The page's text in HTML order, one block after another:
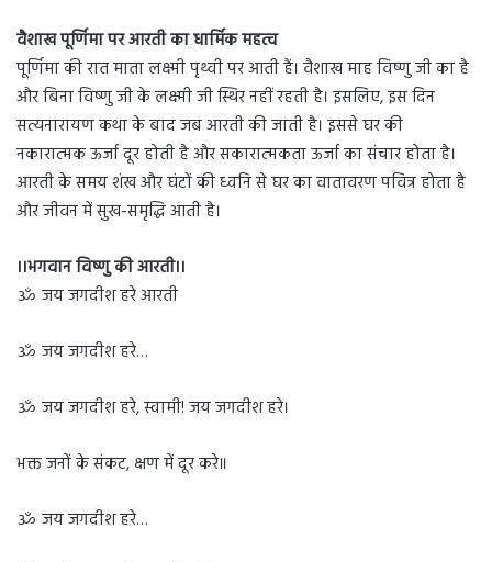
वैशाख पूर्णिमा पर आरती का धार्मिक महत्व
पूर्णिमा की रात माता लक्ष्मी पृथ्वी पर आती हैं। वैशाख माह विष्णु जी का है
और बिना विष्णु जी के लक्ष्मी जी स्थिर नहीं रहती है। इसलिए, इस दिन
सत्यनारायण कथा के बाद जब आरती की जाती है। इससे घर की
नकारात्मक ऊर्जा दूर होती है और सकारात्मकता ऊर्जा का संचार होता है।
आरती के समय शंख और घंटों की ध्वनि से घर का वातावरण पवित्र होता है
और जीवन में सुख-समृद्धि आती है।
।।भगवान विष्णु की आरती।।
ॐ जय जगदीश हरे आरती
ॐ जय जगदीश हरे…
ॐ जय जगदीश हरे, स्वामी! जय जगदीश हरे।
भक्त जनों के संकट, क्षण में दूर करे॥
ॐ जय जगदीश हरे…